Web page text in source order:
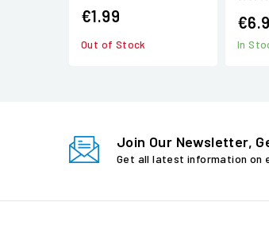
€1.99
Out of Stock In
Join Our Newsletter,
Get all latest information on